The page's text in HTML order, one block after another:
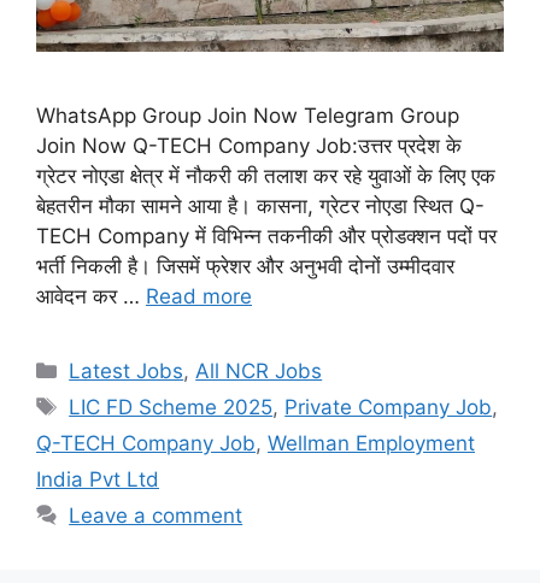
WhatsApp Group Join Now Telegram Group
Join Now Q-TECH Company Job:उत्तर प्रदेश के
ग्रेटर नोएडा क्षेत्र में नौकरी की तलाश कर रहे युवाओं के लिए एक
बेहतरीन मौका सामने आया है। कासना, ग्रेटर नोएडा स्थित Q-
TECH Company में विभिन्न तकनीकी और प्रोडक्शन पदों पर
भर्ती निकली है। जिसमें फ्रेशर और अनुभवी दोनों उम्मीदवार
आवेदन कर … Read more
Categories
Latest Jobs,All NCR Jobs
Tags
LIC FD Scheme 2025, Private Company Job,
Q-TECH Company Job, Wellman Employment
India Pvt Ltd
Leave a comment